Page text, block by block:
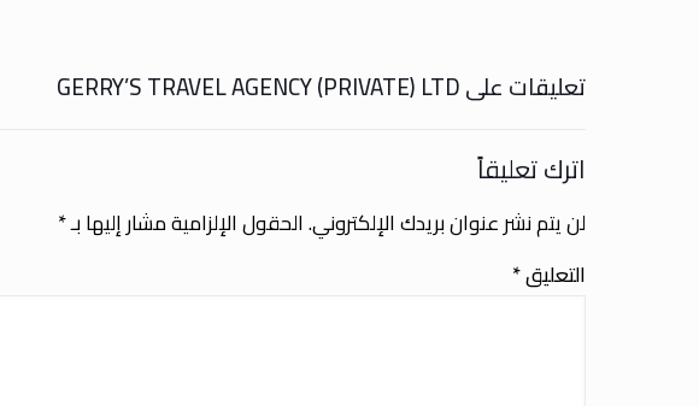
تعليقات على GERRY’S TRAVEL AGENCY (PRIVATE) LTD
اترك تعليقاً
لن يتم نشر عنوان بريدك الإلكتروني.الحقول الإلزامية مشار إليها بـ*
التعليق*